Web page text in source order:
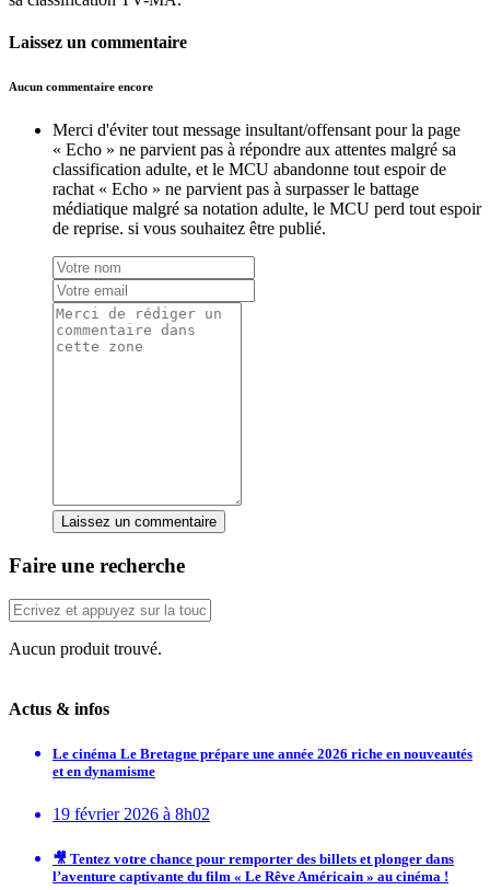
Laissez un commentaire
Aucun commentaire encore
Merci d'éviter tout message insultant/offensant pour la page
« Echo » ne parvient pas à répondre aux attentes malgré sa
classification adulte, et le MCU abandonne tout espoir de
rachat « Echo » ne parvient pas à surpasser le battage
médiatique malgré sa notation adulte, le MCU perd tout espoir
de reprise. si vous souhaitez être publié.
Laissez un commentaire
Faire une recherche
Aucun produit trouvé.
Actus & infos
Le cinéma Le Bretagne prépare une année 2026 riche en nouveautés
et en dynamisme
19 février 2026 à 8h02
🎥 Tentez votre chance pour remporter des billets et plonger dans
l’aventure captivante du film « Le Rêve Américain » au cinéma !